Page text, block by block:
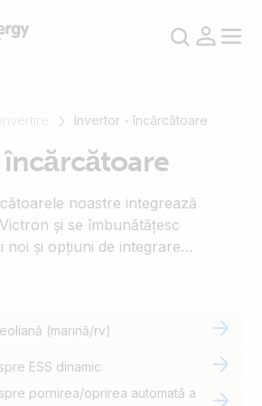
Invertor - încărcătoare
noastre integrează
și se îmbunătățesc
și opțiuni de integrare
pentru stabilirea unor
profesionale, circumnavigații
noastră este construită pentru a
performanțe robuste în
(marină/rv)
ESS dinamic
pornirea/oprirea automată a